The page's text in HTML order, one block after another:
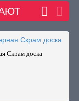
Скрам доска